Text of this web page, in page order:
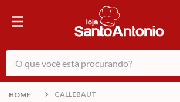
O que você está procurando?
CALLEBAUT